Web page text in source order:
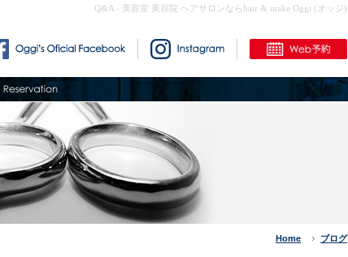
Q&A - 美容室 美容院 ヘアサロンならhair & make Oggi (オッジ)
Home ブログ